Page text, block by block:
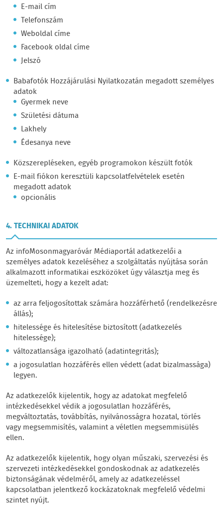
E-mail cím
Telefonszám
Weboldal címe
Facebook oldal címe
Jelszó
Babafotók Hozzájárulási Nyilatkozatán megadott személyes
adatok
Gyermek neve
Születési dátuma
Lakhely
Édesanya neve
Közszerepléseken, egyéb programokon készült fotók
E-mail fiókon keresztüli kapcsolatfelvételek esetén
megadott adatok
opcionális
4. TECHNIKAI ADATOK
Az infoMosonmagyaróvár Médiaportál adatkezelői a
személyes adatok kezeléséhez a szolgáltatás nyújtása során
alkalmazott informatikai eszközöket úgy választja meg és
üzemelteti, hogy a kezelt adat:
az arra feljogosítottak számára hozzáférhető (rendelkezésre
állás);
hitelessége és hitelesítése biztosított (adatkezelés
hitelessége);
változatlansága igazolható (adatintegritás);
a jogosulatlan hozzáférés ellen védett (adat bizalmassága)
legyen.
Az adatkezelők kijelentik, hogy az adatokat megfelelő
intézkedésekkel védik a jogosulatlan hozzáférés,
megváltoztatás, továbbítás, nyilvánosságra hozatal, törlés
vagy megsemmisítés, valamint a véletlen megsemmisülés
ellen.
Az adatkezelők kijelentik, hogy olyan műszaki, szervezési és
szervezeti intézkedésekkel gondoskodnak az adatkezelés
biztonságának védelméről, amely az adatkezeléssel
kapcsolatban jelentkező kockázatoknak megfelelő védelmi
szintet nyújt.